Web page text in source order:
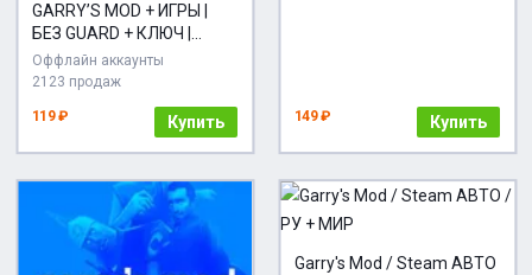
GARRY’S MOD + ИГРЫ |
БЕЗ GUARD + КЛЮЧ |
STEAM
Оффлайн аккаунты
2123 продаж
119 ₽ Купить 149 ₽ Купить
Garry's Mod / Steam АВТО